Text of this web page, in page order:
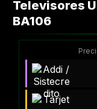
Televisores
BA106